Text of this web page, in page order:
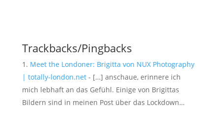
Trackbacks/Pingbacks
Meet the Londoner: Brigitta von NUX Photography
| totally-london.net- […] anschaue, erinnere ich
mich lebhaft an das Gefühl. Einige von Brigittas
Bildern sind in meinen Post über das Lockdown…